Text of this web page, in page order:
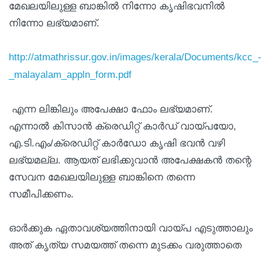
മേഖലയിലുള്ള ബാങ്കിൽ നിന്നോ കൃഷിഭവനിൽ
നിന്നോ ലഭ്യമാണ്.
http://atmathrissur.gov.in/images/kerala/Documents/kcc_-
_malayalam_appln_form.pdf
എന്ന ലിങ്കിലും അപേക്ഷാ ഫോം ലഭ്യമാണ്.
എന്നാൽ കിസാൻ ക്രെഡിറ്റ് കാർഡ് വായ്പയോ,
എ.ടി.എം/ക്രെഡിറ്റ് കാർഡോ കൃഷി ഭവൻ വഴി
ലഭ്യമല്ല. ആയത് ലഭിക്കുവാൻ അപേക്ഷകൻ തന്റെ
സേവന മേഖലയിലുള്ള ബാങ്കിനെ തന്നെ
സമീപിക്കണം.
ഓർക്കുക ഏതാവശ്യത്തിനായി വായ്പ എടുത്താലും
അത് കൃത്യ സമയത്ത് തന്നെ മുടക്കം വരുത്താതെ